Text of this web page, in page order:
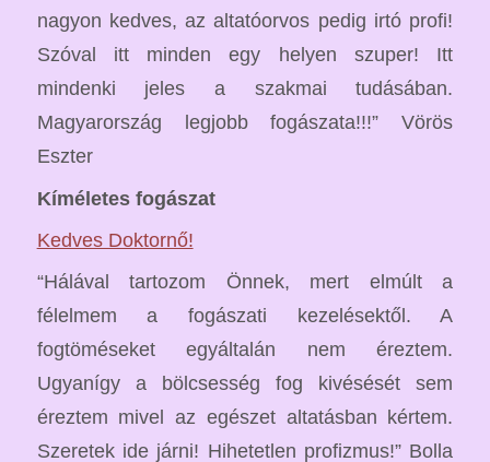
nagyon kedves, az altatóorvos pedig irtó profi!
Szóval itt minden egy helyen szuper! Itt
mindenki jeles a szakmai tudásában.
Magyarország legjobb fogászata!!!” Vörös
Eszter
Kíméletes fogászat
Kedves Doktornő!
“Hálával tartozom Önnek, mert elmúlt a
félelmem a fogászati kezelésektől. A
fogtöméseket egyáltalán nem éreztem.
Ugyanígy a bölcsesség fog kivésését sem
éreztem mivel az egészet altatásban kértem.
Szeretek ide járni! Hihetetlen profizmus!” Bolla